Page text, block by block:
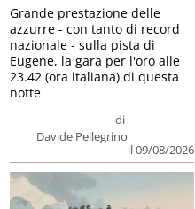
di
Davide Pellegrino
il 09/08/2026
Grande prestazione delle
azzurre - con tanto di record
nazionale - sulla pista di
Eugene, la gara per l'oro alle
23.42 (ora italiana) di questa
notte